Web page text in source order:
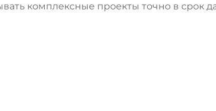
комплексные проекты точно в срок